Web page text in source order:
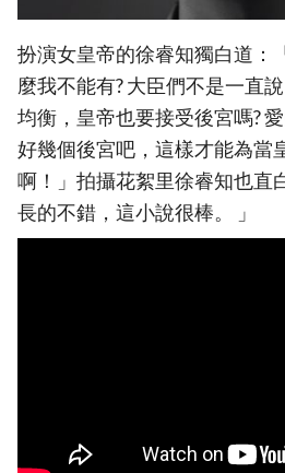
扮演女皇帝的徐睿知獨白道：
麼我不能有? 大臣們不是一直
均衡，皇帝也要接受後宮嗎?
好幾個後宮吧，這樣才能為當
啊！」拍攝花絮里徐睿知也直
長的不錯，這小說很棒。 」